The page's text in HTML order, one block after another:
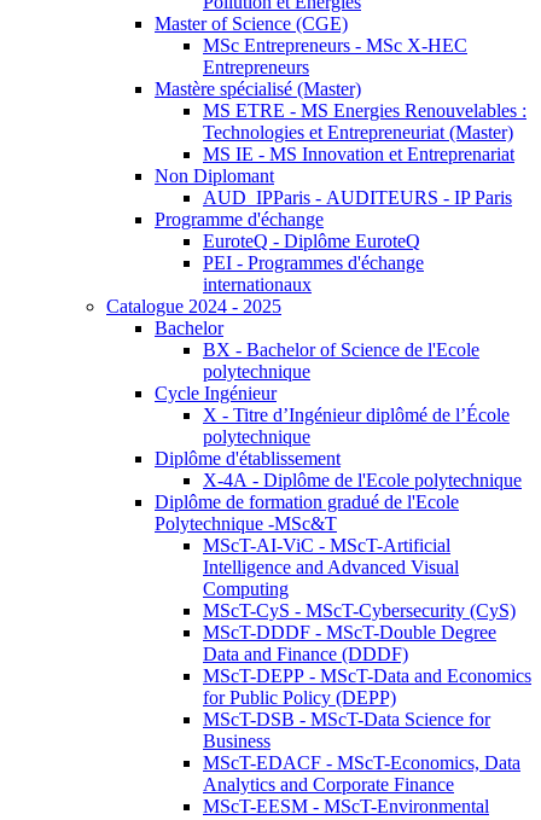
Master of Science (CGE)
MSc Entrepreneurs - MSc X-HEC
Entrepreneurs
Mastère spécialisé (Master)
MS ETRE - MS Energies Renouvelables :
Technologies et Entrepreneuriat (Master)
MS IE - MS Innovation et Entreprenariat
Non Diplomant
AUD_IPParis - AUDITEURS - IP Paris
Programme d'échange
EuroteQ - Diplôme EuroteQ
PEI - Programmes d'échange
internationaux
Catalogue 2024 - 2025
Bachelor
BX - Bachelor of Science de l'Ecole
polytechnique
Cycle Ingénieur
X - Titre d’Ingénieur diplômé de l’École
polytechnique
Diplôme d'établissement
X-4A - Diplôme de l'Ecole polytechnique
Diplôme de formation gradué de l'Ecole
Polytechnique -MSc&T
MScT-AI-ViC - MScT-Artificial
Intelligence and Advanced Visual
Computing
MScT-CyS - MScT-Cybersecurity (CyS)
MScT-DDDF - MScT-Double Degree
Data and Finance (DDDF)
MScT-DEPP - MScT-Data and Economics
for Public Policy (DEPP)
MScT-DSB - MScT-Data Science for
Business
MScT-EDACF - MScT-Economics, Data
Analytics and Corporate Finance
MScT-EESM - MScT-Environmental